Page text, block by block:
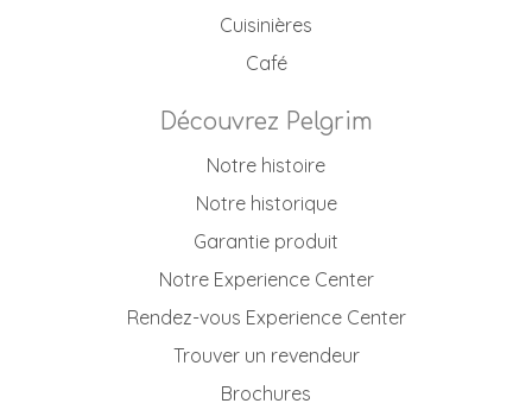
Cuisinières
Café
Découvrez Pelgrim
Notre histoire
Notre historique
Garantie produit
Notre Experience Center
Rendez-vous Experience Center
Trouver un revendeur
Brochures